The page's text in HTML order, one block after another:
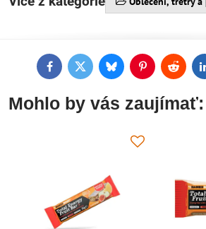
FacebookTwitterBlueskyPinterestReddit
Mohlo by vás zaujímať: